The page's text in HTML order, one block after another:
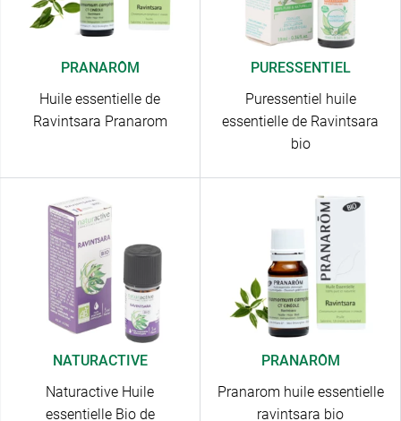
PRANARÔM
Huile essentielle de
Ravintsara Pranarom
PURESSENTIEL
Puressentiel huile
essentielle de Ravintsara
bio
NATURACTIVE
Naturactive Huile
essentielle Bio de
PRANARÔM
Pranarom huile essentielle
ravintsara bio